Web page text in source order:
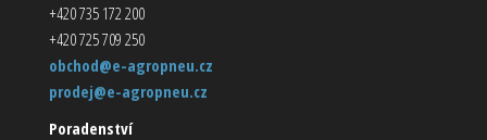
+420 735 172 200
+420 725 709 250
obchod@e-agropneu.cz
prodej@e-agropneu.cz
Poradenství